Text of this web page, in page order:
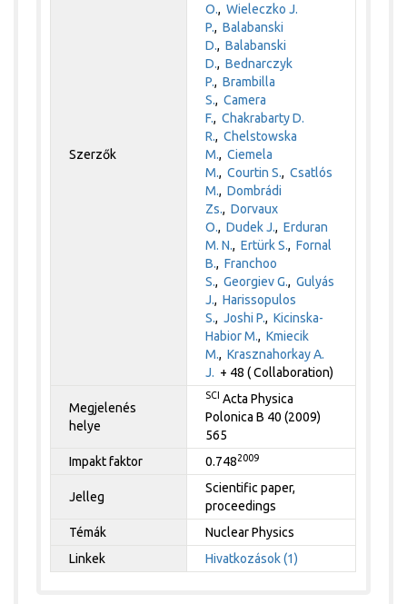
Szerzők
O.,Wieleczko J.
P.,Balabanski
D.,Balabanski
D.,Bednarczyk
P.,Brambilla
S.,Camera
F.,Chakrabarty D.
R.,Chelstowska
M.,Ciemela
M.,Courtin S.,Csatlós
M.,Dombrádi
Zs.,Dorvaux
O.,Dudek J.,Erduran
M. N.,Ertürk S.,Fornal
B.,Franchoo
S.,Georgiev G.,Gulyás
J.,Harissopulos
S.,Joshi P.,Kicinska-
Habior M.,Kmiecik
M.,Krasznahorkay A.
J. + 48 ( Collaboration)
Megjelenés
helye
SCI Acta Physica
Polonica B 40 (2009)
565
Impakt faktor
0.7482009
Jelleg
Scientific paper,
proceedings
Témák
Nuclear Physics
Linkek
Hivatkozások (1)